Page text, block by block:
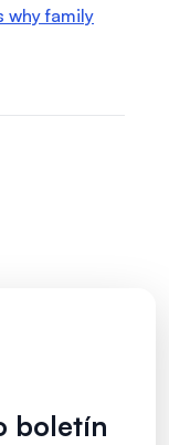
why family
boletín